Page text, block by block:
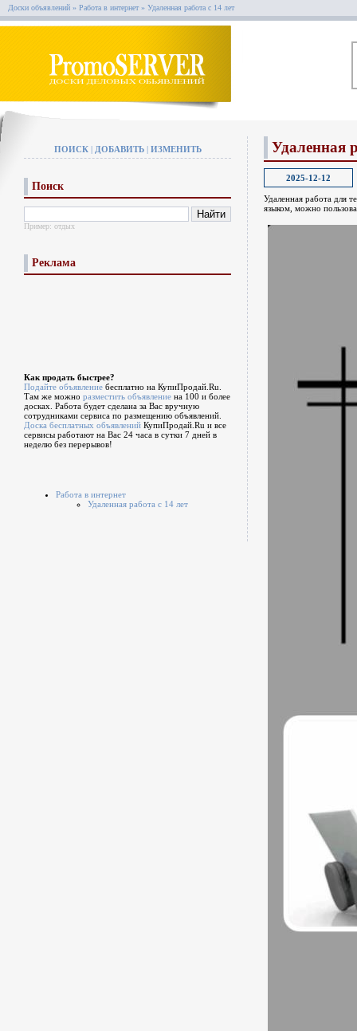
Доски объявлений » Работа в интернет» Удаленная работа с 14 лет
ПОИСК| ДОБАВИТЬ| ИЗМЕНИТЬ
Поиск
Пример: отдых
Реклама
Как продать быстрее?
Подайте объявление бесплатно на КупиПродай.Ru.
Там же можно разместить объявление на 100 и более
досках. Работа будет сделана за Вас вручную
сотрудниками сервиса по размещению объявлений.
Доска бесплатных объявлений КупиПродай.Ru и все
сервисы работают на Вас 24 часа в сутки 7 дней в
неделю без перерывов!
Работа в интернет
Удаленная работа с 14 лет
Удаленная
2025-12-12
Удаленная работа для
языком, можно